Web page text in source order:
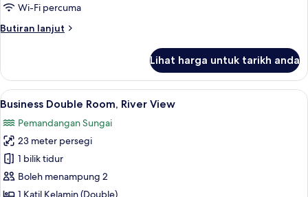
Wi-Fi percuma
Butiran lanjut
Butiran
Twin
Room,
City
Lihat harga untuk tarikh anda
Lihat
semua
foto
untuk
Business
Double
Room,
Business Double Room, River View |
6
Business Double Room, River View
Pemandangan Sungai
23 meter persegi
1 bilik tidur
Boleh menampung 2
1 Katil Kelamin (Double)